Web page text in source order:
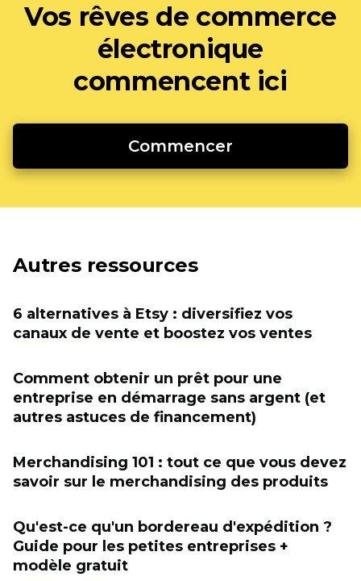
Vos rêves de commerce
électronique
commencent ici
Commencer
Autres ressources
6 alternatives à Etsy : diversifiez vos
canaux de vente et boostez vos ventes
Comment obtenir un prêt pour une
entreprise en démarrage sans argent (et
autres astuces de financement)
Merchandising 101 : tout ce que vous devez
savoir sur le merchandising des produits
Qu'est-ce qu'un bordereau d'expédition ?
Guide pour les petites entreprises +
modèle gratuit